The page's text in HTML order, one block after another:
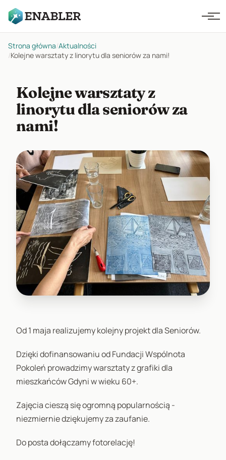
Strona główna/Aktualności
/Kolejne warsztaty z linorytu dla seniorów za nami!
Kolejne warsztaty z
linorytu dla seniorów za
nami!
Od 1 maja realizujemy kolejny projekt dla Seniorów.
Dzięki dofinansowaniu od Fundacji Wspólnota
Pokoleń prowadzimy warsztaty z grafiki dla
mieszkańców Gdyni w wieku 60+.
Zajęcia cieszą się ogromną popularnością -
niezmiernie dziękujemy za zaufanie.
Do posta dołączamy fotorelację!